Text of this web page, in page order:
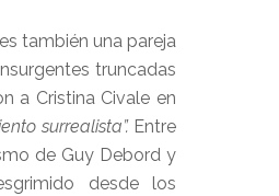
también una pareja
truncadas
a Cristina Civale en
surrealista”. Entre
de Guy Debord y
desde los